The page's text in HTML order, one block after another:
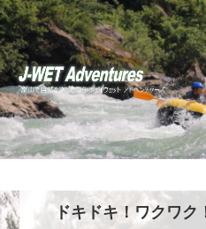
ドキドキ！ワクワ